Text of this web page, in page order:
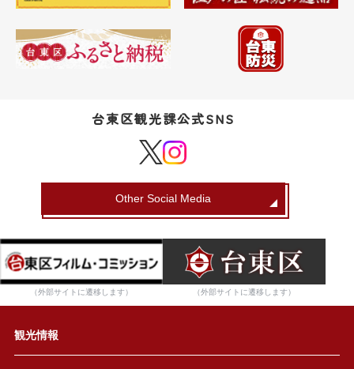
台東区観光課公式SNS
Other Social Media
（外部サイトに遷移します） （外部サイトに遷移します）
観光情報